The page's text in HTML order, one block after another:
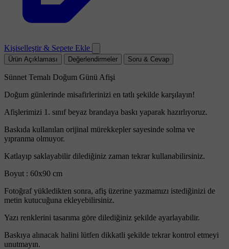
Kişiselleştir & Sepete Ekle
Ürün Açıklaması Değerlendirmeler Soru & Cevap
Sünnet Temalı Doğum Günü Afişi
Doğum günlerinde misafirlerinizi en tatlı şekilde karşılayın!
Afişlerimizi 1. sınıf beyaz brandaya baskı yaparak hazırlıyoruz.
Baskıda kullanılan orijinal mürekkepler sayesinde solma ve
yıpranma olmuyor.
Katlayıp saklayabilir dilediğiniz zaman tekrar kullanabilirsiniz.
Boyut : 60x90 cm
Fotoğraf yükledikten sonra, afiş üzerine yazmamızı istediğinizi de
metin kutucuğuna ekleyebilirsiniz.
Yazı renklerini tasarıma göre dilediğiniz şekilde ayarlayabilir.
Baskıya alınacak halini lütfen dikkatli şekilde tekrar kontrol etmeyi
unutmayın.